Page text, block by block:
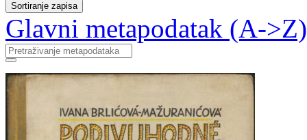
Sortiranje zapisa
Glavni metapodatak (A->Z)